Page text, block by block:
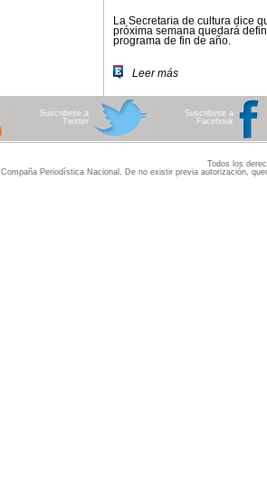
La Secretaría de cultura dice
próxima semana quedará
programa de fin de año.
Leer más
Suscribirse a
Twitter
Suscribirse a
Facebook
Todos los
Compaña Periodística Nacional. De no existir previa autorización,